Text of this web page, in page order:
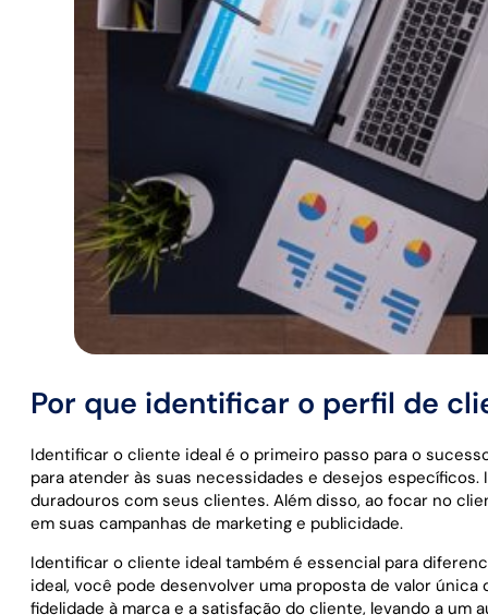
Por que identificar o perfil de
Identificar o cliente ideal é o primeiro passo para o
para atender às suas necessidades e desejos
duradouros com seus clientes. Além disso, ao focar no
em suas campanhas de marketing e publicidade.
Identificar o cliente ideal também é essencial para
ideal, você pode desenvolver uma proposta de valor
fidelidade à marca e a satisfação do cliente, levando a